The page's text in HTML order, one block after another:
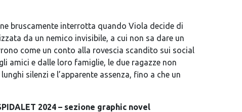
bruscamente interrotta quando Viola decide di
da un nemico invisibile, a cui non sa dare un
come un conto alla rovescia scandito sui social
amici e dalle loro famiglie, le due ragazze non
silenzi e l’apparente assenza, fino a che un
2024 – sezione graphic novel